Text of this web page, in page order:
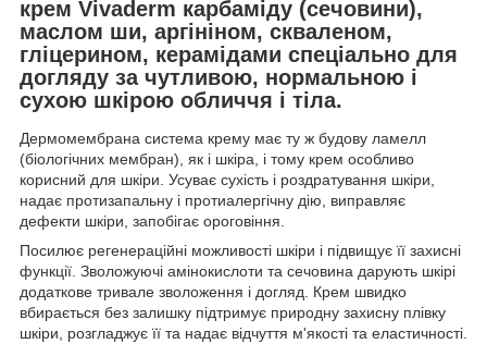
крем Vivaderm карбаміду (сечовини),
маслом ши, аргініном, скваленом,
гліцерином, керамідами спеціально для
догляду за чутливою, нормальною і
сухою шкірою обличчя і тіла.
Дермомембрана система крему має ту ж будову ламелл
(біологічних мембран), як і шкіра, і тому крем особливо
корисний для шкіри. Усуває сухість і роздратування шкіри,
надає протизапальну і протиалергічну дію, виправляє
дефекти шкіри, запобігає ороговіння.
Посилює регенераційні можливості шкіри і підвищує її захисні
функції. Зволожуючі амінокислоти та сечовина дарують шкірі
додаткове тривале зволоження і догляд. Крем швидко
вбирається без залишку підтримує природну захисну плівку
шкіри, розгладжує її та надає відчуття м'якості та еластичності.